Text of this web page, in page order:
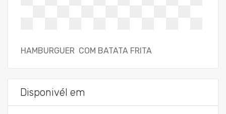
HAMBURGUER COM BATATA FRITA
Disponivél em